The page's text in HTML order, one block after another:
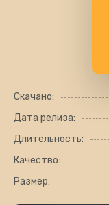
Скачано:
Дата релиза:
Длительность:
Качество:
Размер: